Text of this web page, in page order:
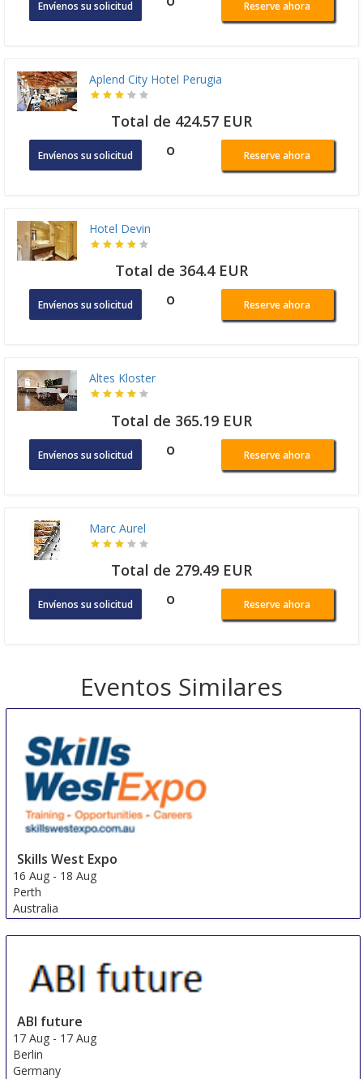
Envíenos su solicitud Reserve ahora
Aplend City Hotel Perugia
Total de 424.57 EUR
Envíenos su solicitud o Reserve ahora
Hotel Devin
Total de 364.4 EUR
Envíenos su solicitud o Reserve ahora
Altes Kloster
Total de 365.19 EUR
Envíenos su solicitud o Reserve ahora
Marc Aurel
Total de 279.49 EUR
Envíenos su solicitud o Reserve ahora
Eventos Similares
Skills West Expo
16 Aug - 18 Aug
Perth
Australia
ABI future
17 Aug - 17 Aug
Berlin
Germany